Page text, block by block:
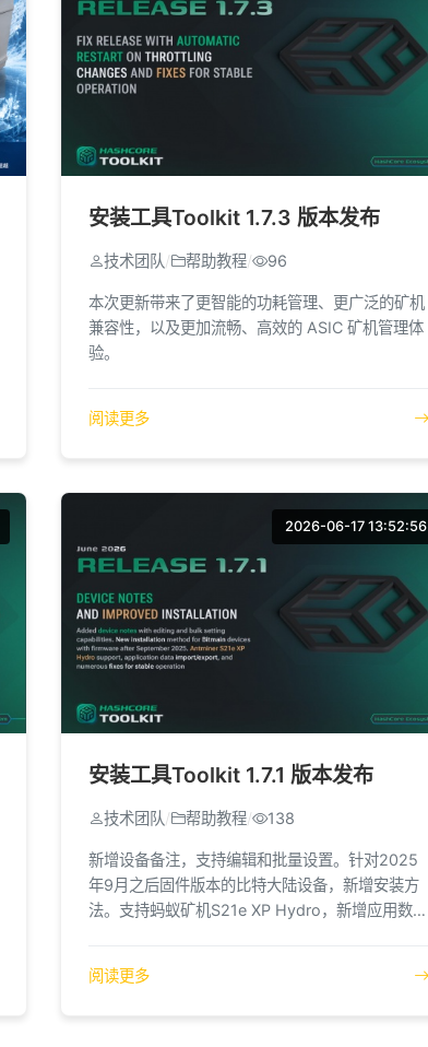
安装工具Toolkit 1.7.3 版本发布
技术团队/ 帮助教程/ 96
本次更新带来了更智能的功耗管理、更广泛的矿机
兼容性，以及更加流畅、高效的 ASIC 矿机管理体
验。
阅读更多
2026-06-17 13:52:56
安装工具Toolkit 1.7.1 版本发布
技术团队/ 帮助教程/ 138
新增设备备注，支持编辑和批量设置。针对2025
年9月之后固件版本的比特大陆设备，新增安装方
法。支持蚂蚁矿机S21e XP Hydro，新增应用数据
阅读更多